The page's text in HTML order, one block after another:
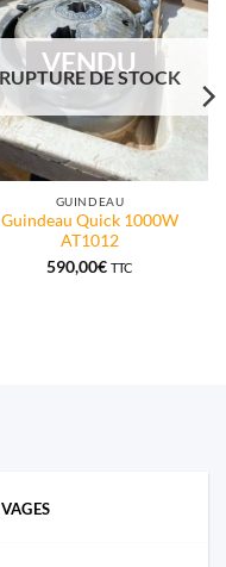
VENDU
RUPTURE DE STOCK
GUINDEAU
Guindeau Quick 1000W
AT1012
590,00€ TTC